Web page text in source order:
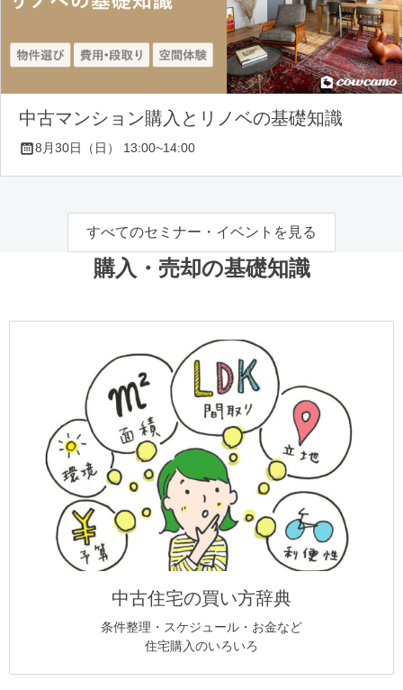
中古マンション購入とリノベの基礎知識
8月30日（日） 13:00~14:00
すべてのセミナー・イベントを見る
購入・売却の基礎知識
中古住宅の買い方辞典
条件整理・スケジュール・お金など
住宅購入のいろいろ